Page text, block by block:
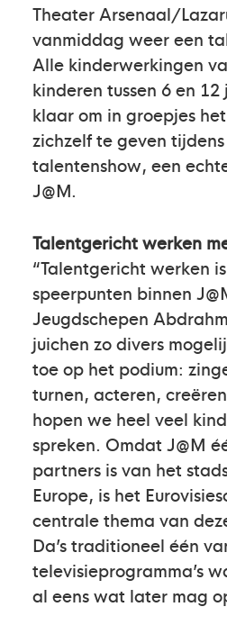
Theater Arsenaal/
vanmiddag weer een
Alle kinderwerkingen
kinderen tussen 6 en
klaar om in groepjes
zichzelf te geven
talentenshow, een
J@M.
Talentgericht werken
“Talentgericht werken
speerpunten binnen
Jeugdschepen
juichen zo divers
toe op het podium:
turnen, acteren,
hopen we heel veel
spreken. Omdat J@M
partners is van het
Europe, is het
centrale thema van
Da’s traditioneel één
televisieprogramma’s
al eens wat later mag